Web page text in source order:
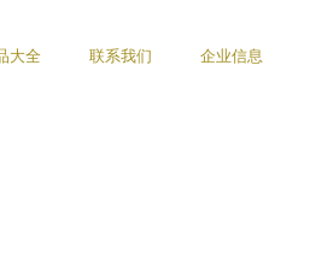
大全 联系我们 企业信息